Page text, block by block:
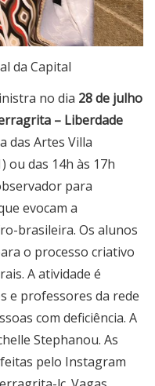
da Capital
no dia 28 de julho
– Liberdade
das Artes Villa
ou das 14h às 17h
para
evocam a
brasileira. Os alunos
o processo criativo
A atividade é
e professores da rede
com deficiência. A
Stephanou. As
pelo Instagram